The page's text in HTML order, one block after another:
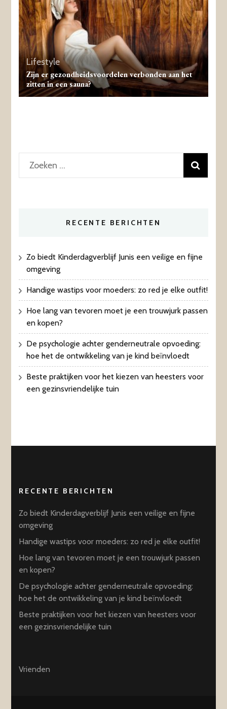
Lifestyle
Zijn er gezondheidsvoordelen verbonden aan het
zitten in een sauna?
Zoeken
naar:
RECENTE BERICHTEN
Zo biedt Kinderdagverblijf Junis een veilige en fijne
omgeving
Handige wastips voor moeders: zo red je elke outfit!
Hoe lang van tevoren moet je een trouwjurk passen
en kopen?
De psychologie achter genderneutrale opvoeding:
hoe het de ontwikkeling van je kind beïnvloedt
Beste praktijken voor het kiezen van heesters voor
een gezinsvriendelijke tuin
RECENTE BERICHTEN
Zo biedt Kinderdagverblijf Junis een veilige en fijne
omgeving
Handige wastips voor moeders: zo red je elke outfit!
Hoe lang van tevoren moet je een trouwjurk passen
en kopen?
De psychologie achter genderneutrale opvoeding:
hoe het de ontwikkeling van je kind beïnvloedt
Beste praktijken voor het kiezen van heesters voor
een gezinsvriendelijke tuin
Vrienden